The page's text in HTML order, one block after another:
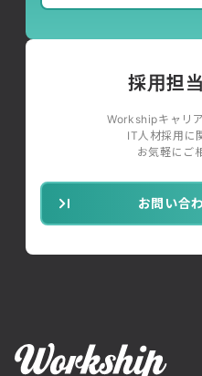
採用担
Workshipキャリ
IT人材採用に
お気軽にご
お問い合